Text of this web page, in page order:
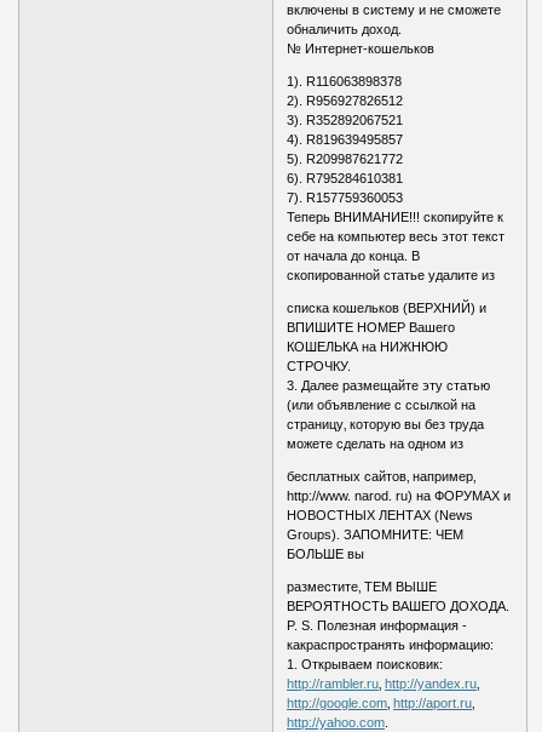
включены в систему и не сможете
обналичить доход.
№ Интернет-кошельков
1). R116063898378
2). R956927826512
3). R352892067521
4). R819639495857
5). R209987621772
6). R795284610381
7). R157759360053
Теперь ВНИМАНИЕ!!! скопируйте к
себе на компьютер весь этот текст
от начала до конца. В
скопированной статье удалите из
списка кошельков (ВЕРХНИЙ) и
ВПИШИТЕ НОМЕР Вашего
КОШЕЛЬКА на НИЖНЮЮ
СТРОЧКУ.
3. Далее размещайте эту статью
(или объявление с ссылкой на
страницу‚ которую вы без труда
можете сделать на одном из
бесплатных сайтов‚ например‚
http://www. narod. ru) на ФОРУМАХ и
НОВОСТНЫХ ЛЕНТАХ (News
Groups). ЗАПОМНИТЕ: ЧЕМ
БОЛЬШЕ вы
разместите‚ ТЕМ ВЫШЕ
ВЕРОЯТНОСТЬ ВАШЕГО ДОХОДА.
P. S. Полезная информация -
какраспространять информацию:
1. Открываем поисковик:
http://rambler.ru http://yandex.ru
http://google.com http://aport.ru
http://yahoo.com